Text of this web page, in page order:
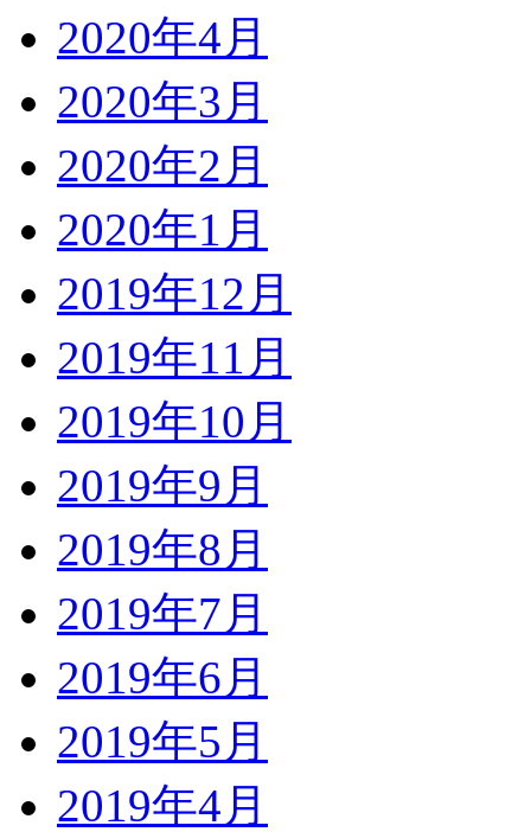
2020年4月
2020年3月
2020年2月
2020年1月
2019年12月
2019年11月
2019年10月
2019年9月
2019年8月
2019年7月
2019年6月
2019年5月
2019年4月